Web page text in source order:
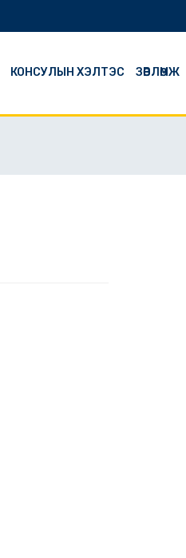
КОНСУЛЫН ХЭЛТЭС ЗӨВЛӨМЖ